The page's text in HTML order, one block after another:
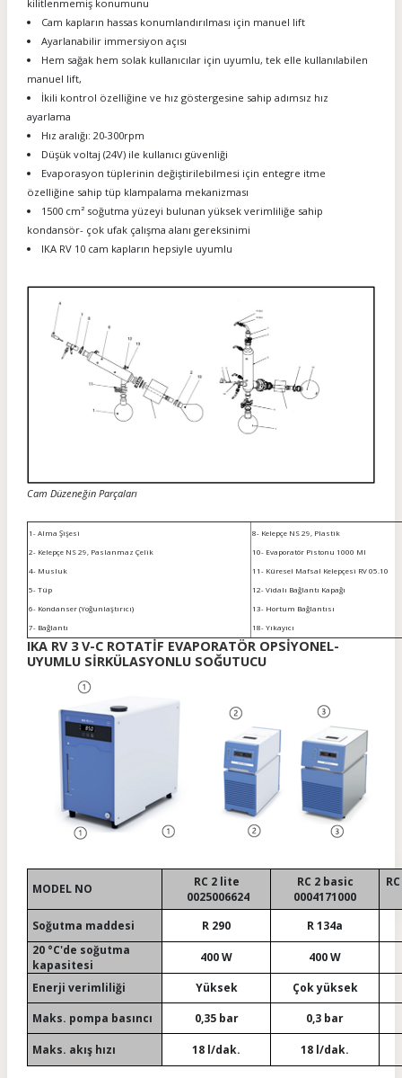
kilitlenmemiş konumunu
Cam kapların hassas konumlandırılması için manuel lift
Ayarlanabilir immersiyon açısı
Hem sağak hem solak kullanıcılar için uyumlu, tek elle kullanılabilen
manuel lift,
İkili kontrol özelliğine ve hız göstergesine sahip adımsız hız
ayarlama
Hız aralığı: 20-300rpm
Düşük voltaj (24V) ile kullanıcı güvenliği
Evaporasyon tüplerinin değiştirilebilmesi için entegre itme
özelliğine sahip tüp klampalama mekanizması
1500 cm² soğutma yüzeyi bulunan yüksek verimliliğe sahip
kondansör- çok ufak çalışma alanı gereksinimi
IKA RV 10 cam kapların hepsiyle uyumlu
Cam Düzeneğin Parçaları
1- Alma Şişesi
2- Kelepçe NS 29, Paslanmaz Çelik
4- Musluk
5- Tüp
6- Kondanser (Yoğunlaştırıcı)
7- Bağlantı
8- Kelepçe NS 29, Plastik
10- Evaporatör Pistonu 1000 Ml
11- Küresel Mafsal Kelepçesi RV 05.10
12- Vidalı Bağlantı Kapağı
13- Hortum Bağlantısı
18- Yıkayıcı
IKA RV 3 V-C ROTATİF EVAPORATÖR OPSİYONEL-
UYUMLU SİRKÜLASYONLU SOĞUTUCU
MODEL NO
RC 2 lite
0025006624
RC 2 basic
0004171000
Soğutma maddesi R 290
R 134a
20 °C'de soğutma
kapasitesi
400 W
400 W
Enerji verimliliği
Yüksek Çok yüksek
Maks. pompa basıncı
0,35 bar 0,3 bar
Maks. akış hızı 18 l/dak. 18 l/dak.